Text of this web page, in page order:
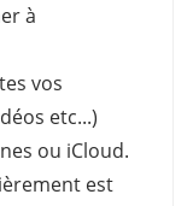
à
vos
etc...)
ou iCloud.
est